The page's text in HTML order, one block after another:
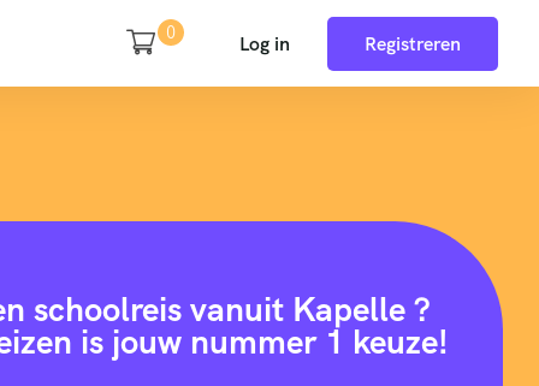
0 Log in Registreren
schoolreis vanuit Kapelle ?
is jouw nummer 1 keuze!